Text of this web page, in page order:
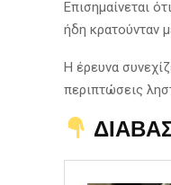
Επισημαίνεται
ήδη κρατούνταν
Η έρευνα
περιπτώσεις